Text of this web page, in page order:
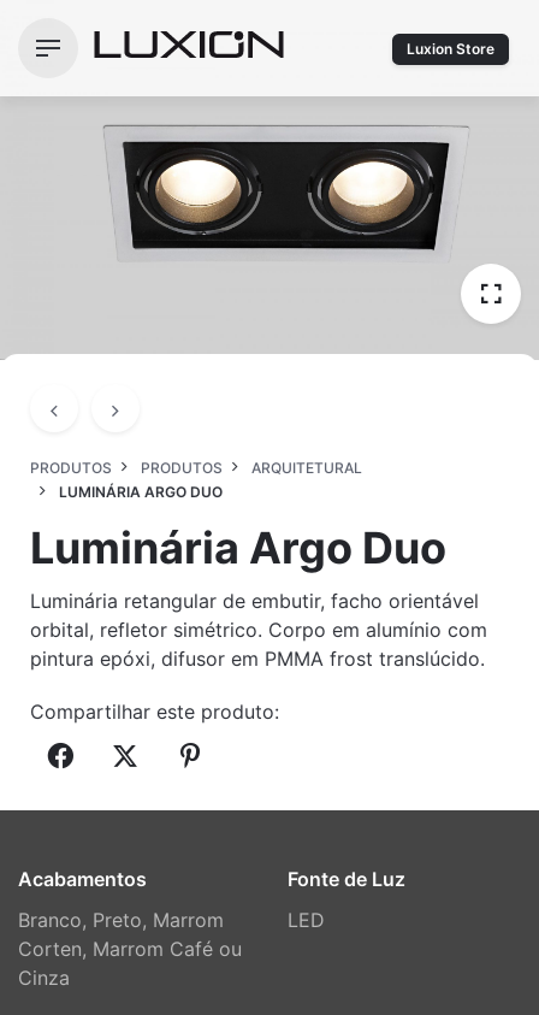
para
conteúdo
Luxion Store
PRODUTOS PRODUTOS
ARQUITETURAL
LUMINÁRIA ARGO DUO
Luminária Argo Duo
Luminária retangular de embutir, facho orientável
orbital, refletor simétrico. Corpo em alumínio com
pintura epóxi, difusor em PMMA frost translúcido.
Compartilhar este produto:
Acabamentos
Branco, Preto, Marrom
Corten, Marrom Café ou
Cinza
Fonte de Luz
LED